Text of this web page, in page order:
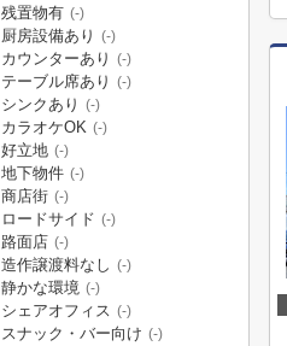
残置物有 (-)
厨房設備あり (-)
カウンターあり (-)
テーブル席あり (-)
シンクあり (-)
カラオケOK (-)
好立地 (-)
地下物件 (-)
商店街 (-)
ロードサイド (-)
路面店 (-)
造作譲渡料なし (-)
静かな環境 (-)
シェアオフィス (-)
スナック・バー向け (-)